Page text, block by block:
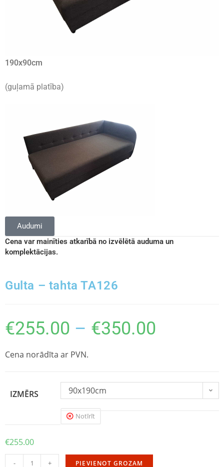
190x90cm
(guļamā platība)
Audumi
Cena var mainīties atkarībā no izvēlētā auduma un
komplektācijas.
Gulta – tahta TA126
€255.00 – €350.00
Cena norādīta ar PVN.
IZMĒRS 90x190cm
Notīrīt
€255.00
- + PIEVIENOT GROZAM